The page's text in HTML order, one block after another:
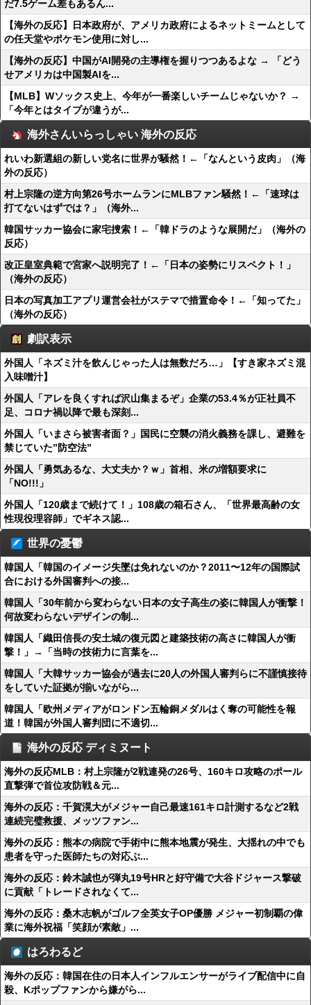
だ7.5ゲーム差もあるん...
【海外の反応】日本政府が、アメリカ政府によるネットミームとして
の任天堂やポケモン使用に対し...
【海外の反応】中国がAI開発の主導権を握りつつあるよな → 「どう
せアメリカは中国製AIを...
【MLB】Wソックス史上、今年が一番楽しいチームじゃないか？ →
「今年とはタイプが違うが...
海外さんいらっしゃい 海外の反応
れいわ新選組の新しい党名に世界が騒然！←「なんという皮肉」（海
外の反応）
村上宗隆の逆方向第26号ホームランにMLBファン騒然！←「速球は
打てないはずでは？」（海外...
韓国サッカー協会に家宅捜索！←「韓ドラのような展開だ」（海外の
反応）
改正皇室典範で宮家へ説明完了！←「日本の姿勢にリスペクト！」
（海外の反応）
日本の写真加工アプリ運営会社がステマで措置命令！←「知ってた」
（海外の反応）
劇訳表示
外国人「ネズミ汁を飲んじゃった人は無数だろ…」【すき家ネズミ混
入味噌汁】
外国人「アレを良くすれば沢山集まるぞ」企業の53.4％が正社員不
足、コロナ禍以降で最も深刻...
外国人「いまさら被害者面？」国民に空襲の消火義務を課し、避難を
禁じていた”防空法”
外国人「勇気あるな、大丈夫か？ｗ」首相、米の増額要求に
「NO!!!」
外国人「120歳まで続けて！」108歳の箱石さん、「世界最高齢の女
性現役理容師」でギネス認...
世界の憂鬱
韓国人「韓国のイメージ失墜は免れないのか？2011〜12年の国際試
合における外国審判への接...
韓国人「30年前から変わらない日本の女子高生の姿に韓国人が衝撃！
何故変わらないデザインの制...
韓国人「織田信長の安土城の復元図と建築技術の高さに韓国人が衝
撃！」→「当時の技術力に言葉を...
韓国人「大韓サッカー協会が過去に20人の外国人審判らに不謹慎接待
をしていた証拠が揃いながら...
韓国人「欧州メディアがロンドン五輪銅メダルはく奪の可能性を報
道！韓国が外国人審判団に不適切...
海外の反応 ディミヌート
海外の反応MLB：村上宗隆が2戦連発の26号、160キロ攻略のポール
直撃弾で首位攻防戦＆元...
海外の反応：千賀滉大がメジャー自己最速161キロ計測するなど2戦
連続完璧救援、メッツファン...
海外の反応：熊本の病院で手術中に熊本地震が発生、大揺れの中でも
患者を守った医師たちの対応ぶ...
海外の反応：鈴木誠也が弾丸19号HRと好守備で大谷ドジャース撃破
に貢献「トレードされなくて...
海外の反応：桑木志帆がゴルフ全英女子OP優勝 メジャー初制覇の偉
業に海外祝福「笑顔が素敵」...
はろわるど
海外の反応：韓国在住の日本人インフルエンサーがライブ配信中に自
殺、Kポップファンから嫌がら...